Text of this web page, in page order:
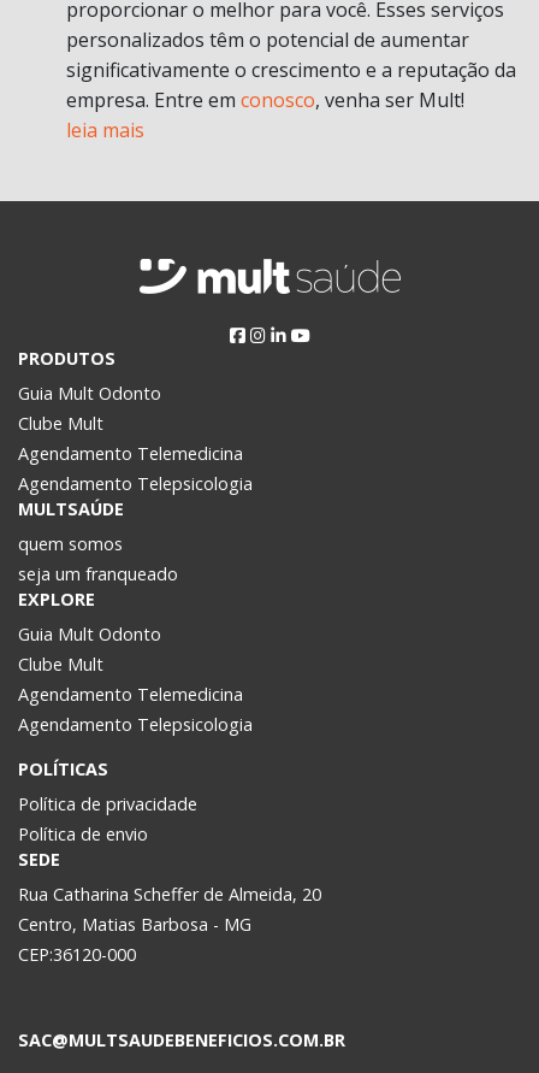
proporcionar o melhor para você. Esses serviços
personalizados têm o potencial de aumentar
significativamente o crescimento e a reputação da
empresa. Entre em conosco, venha ser Mult!
leia mais
PRODUTOS
Guia Mult Odonto
Clube Mult
Agendamento Telemedicina
Agendamento Telepsicologia
MULTSAÚDE
quem somos
seja um franqueado
EXPLORE
Guia Mult Odonto
Clube Mult
Agendamento Telemedicina
Agendamento Telepsicologia
POLÍTICAS
Política de privacidade
Política de envio
SEDE
Rua Catharina Scheffer de Almeida, 20
Centro, Matias Barbosa - MG
CEP:36120-000
SAC@MULTSAUDEBENEFICIOS.COM.BR